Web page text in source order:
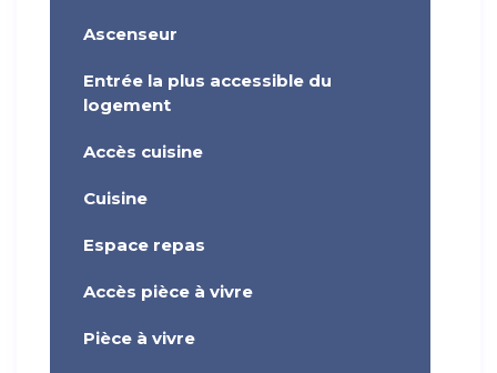
Ascenseur
Entrée la plus accessible du
logement
Accès cuisine
Cuisine
Espace repas
Accès pièce à vivre
Pièce à vivre